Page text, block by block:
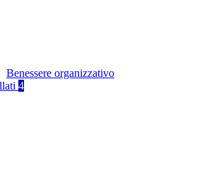
Benessere organizzativo
4